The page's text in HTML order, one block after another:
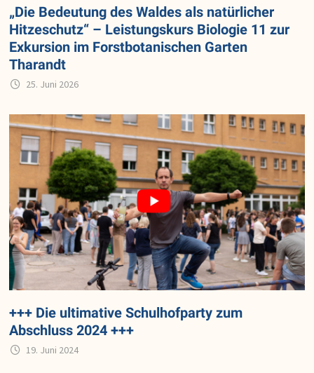
„Die Bedeutung des Waldes als natürlicher
Hitzeschutz“ – Leistungskurs Biologie 11 zur
Exkursion im Forstbotanischen Garten
Tharandt
25. Juni 2026
+++ Die ultimative Schulhofparty zum
Abschluss 2024 +++
19. Juni 2024